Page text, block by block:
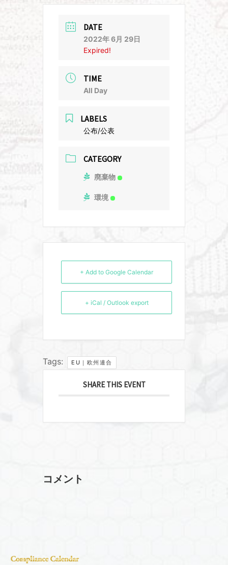
DATE
2022年 6月 29日
Expired!
TIME
All Day
LABELS
公布/公表
CATEGORY
廃棄物
環境
+ Add to Google Calendar
+ iCal / Outlook export
Tags: EU｜欧州連合
SHARE THIS EVENT
コメント